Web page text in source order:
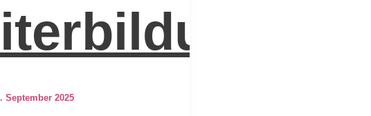
September 2025